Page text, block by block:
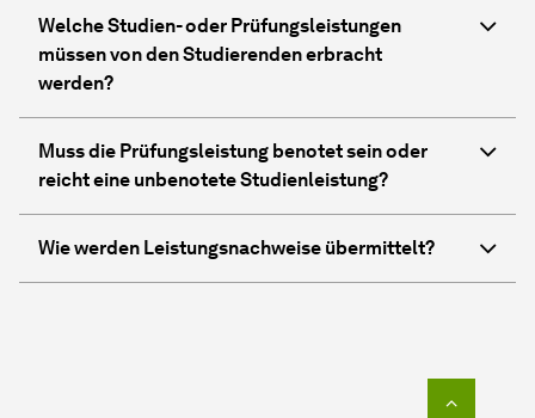
Welche Studien- oder Prüfungsleistungen
müssen von den Studierenden erbracht
werden?
Muss die Prüfungsleistung benotet sein oder
reicht eine unbenotete Studienleistung?
Wie werden Leistungsnachweise übermittelt?